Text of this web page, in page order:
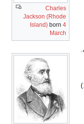
Charles
Jackson (Rhode
Island) born 4
March
)